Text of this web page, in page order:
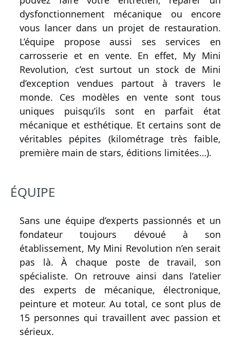
dysfonctionnement mécanique ou encore
vous lancer dans un projet de restauration.
L’équipe propose aussi ses services en
carrosserie et en vente. En effet, My Mini
Revolution, c’est surtout un stock de Mini
d’exception vendues partout à travers le
monde. Ces modèles en vente sont tous
uniques puisqu’ils sont en parfait état
mécanique et esthétique. Et certains sont de
véritables pépites (kilométrage très faible,
première main de stars, éditions limitées…).
ÉQUIPE
Sans une équipe d’experts passionnés et un
fondateur toujours dévoué à son
établissement, My Mini Revolution n’en serait
pas là. À chaque poste de travail, son
spécialiste. On retrouve ainsi dans l’atelier
des experts de mécanique, électronique,
peinture et moteur. Au total, ce sont plus de
15 personnes qui travaillent avec passion et
sérieux.